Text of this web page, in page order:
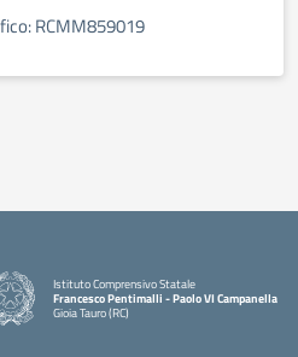
RCMM859019
Istituto Comprensivo Statale
Francesco Pentimalli - Paolo VI Campanella
Gioia Tauro (RC)